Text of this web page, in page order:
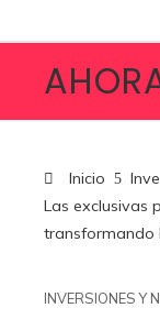
Inicio
Las exclusivas
transformando
INVERSIONES Y